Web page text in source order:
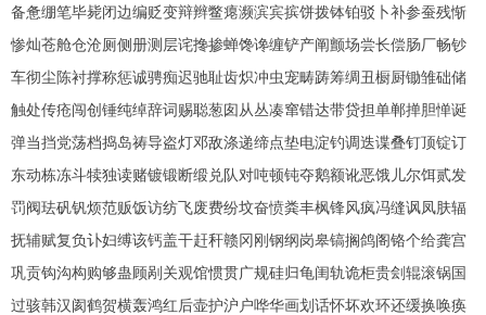
备惫绷笔毕毙闭边编贬变辩辫鳖瘪濒滨宾摈饼拨钵铂驳卜补参蚕残惭
惨灿苍舱仓沧厕侧册测层诧搀掺蝉馋谗缠铲产阐颤场尝长偿肠厂畅钞
车彻尘陈衬撑称惩诚骋痴迟驰耻齿炽冲虫宠畴踌筹绸丑橱厨锄雏础储
触处传疮闯创锤纯绰辞词赐聪葱囱从丛凑窜错达带贷担单郸掸胆惮诞
弹当挡党荡档捣岛祷导盗灯邓敌涤递缔点垫电淀钓调迭谍叠钉顶锭订
东动栋冻斗犊独读赌镀锻断缎兑队对吨顿钝夺鹅额讹恶饿儿尔饵贰发
罚阀珐矾钒烦范贩饭访纺飞废费纷坟奋愤粪丰枫锋风疯冯缝讽凤肤辐
抚辅赋复负讣妇缚该钙盖干赶秆赣冈刚钢纲岗皋镐搁鸽阁铬个给龚宫
巩贡钩沟构购够蛊顾剐关观馆惯贯广规硅归龟闺轨诡柜贵刽辊滚锅国
过骇韩汉阂鹤贺横轰鸿红后壶护沪户哗华画划话怀坏欢环还缓换唤痪